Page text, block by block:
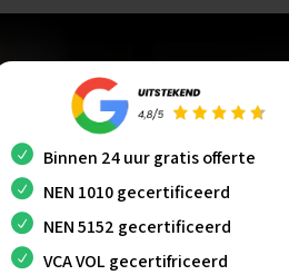
Binnen 24 uur gratis offerte
NEN 1010 gecertificeerd
NEN 5152 gecertificeerd
VCA VOL gecertifriceerd